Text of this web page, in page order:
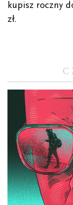
kupisz roczny
zł.